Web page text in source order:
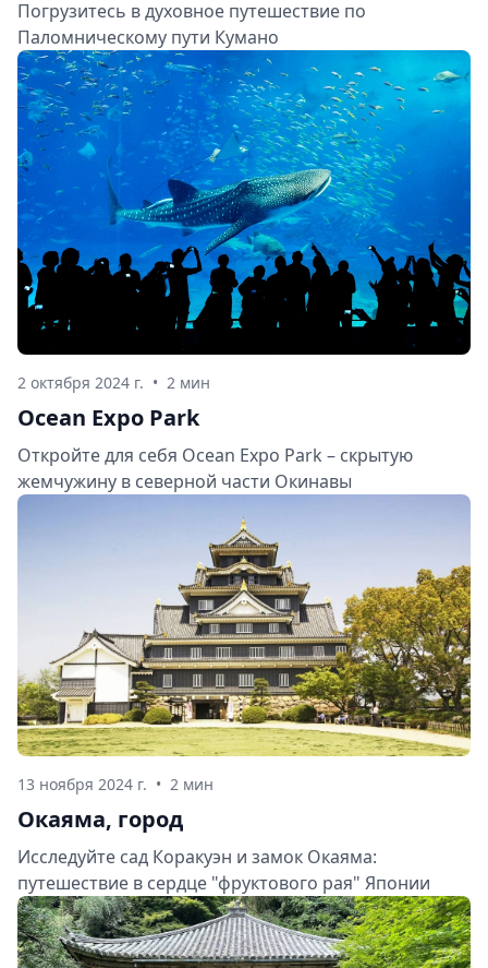
Погрузитесь в духовное путешествие по
Паломническому пути Кумано
2 октября 2024 г. • 2 мин
Ocean Expo Park
Откройте для себя Ocean Expo Park – скрытую
жемчужину в северной части Окинавы
13 ноября 2024 г. • 2 мин
Окаяма, город
Исследуйте сад Коракуэн и замок Окаяма:
путешествие в сердце "фруктового рая" Японии